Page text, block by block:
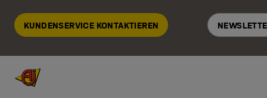
KUNDENSERVICE KONTAKTIEREN